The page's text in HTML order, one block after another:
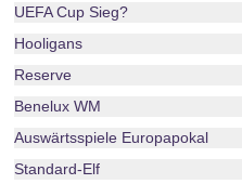
UEFA Cup Sieg?
Hooligans
Reserve
Benelux WM
Auswärtsspiele Europapokal
Standard-Elf